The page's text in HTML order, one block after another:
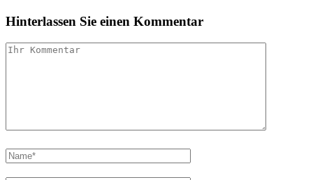
Hinterlassen Sie einen Kommentar